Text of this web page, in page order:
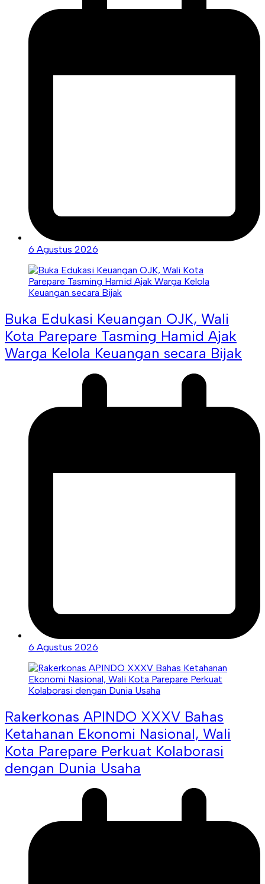
6 Agustus 2026
Buka Edukasi Keuangan OJK, Wali
Kota Parepare Tasming Hamid Ajak
Warga Kelola Keuangan secara Bijak
6 Agustus 2026
Rakerkonas APINDO XXXV Bahas
Ketahanan Ekonomi Nasional, Wali
Kota Parepare Perkuat Kolaborasi
dengan Dunia Usaha